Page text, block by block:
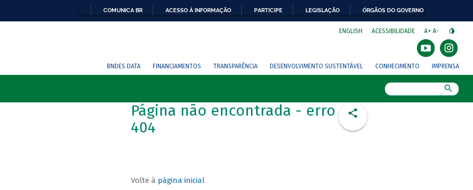
COMUNICA BR ACESSO À INFORMAÇÃO PARTICIPE LEGISLAÇÃO ÓRGÃOS DO GOVERNO
ENGLISH ACESSIBILIDADE A+ A-
BNDES DATA FINANCIAMENTOS TRANSPARÊNCIA DESENVOLVIMENTO SUSTENTÁVEL CONHECIMENTO IMPRENSA
Página não encontrada - erro
404
Volte à página inicial